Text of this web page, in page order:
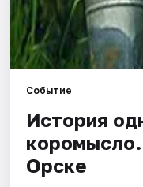
Событие
История
Орске